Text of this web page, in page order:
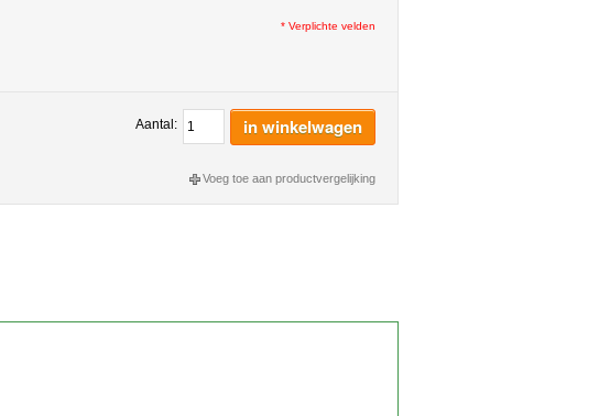
* Verplichte velden
Aantal: in winkelwagen
Voeg toe aan productvergelijking